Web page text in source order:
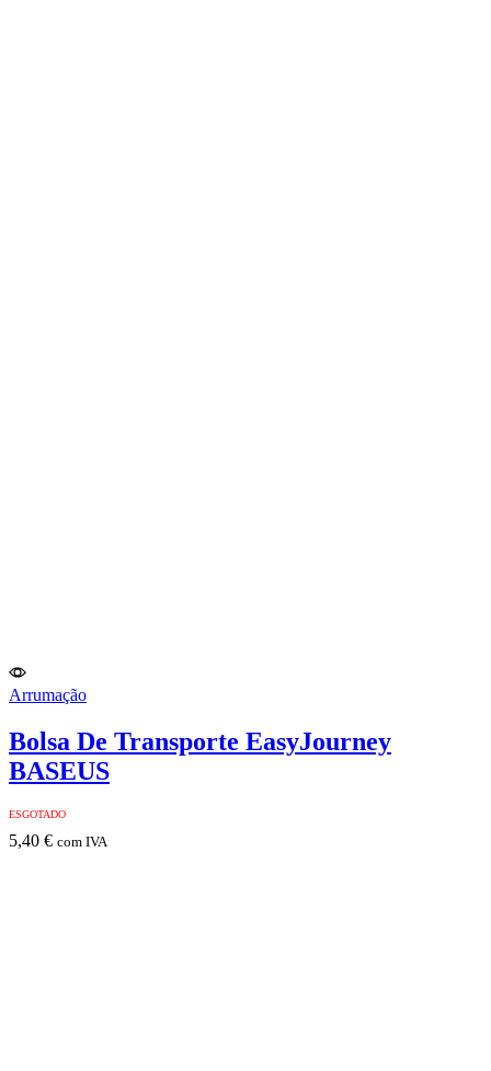
Arrumação
Bolsa De Transporte EasyJourney
BASEUS
ESGOTADO
5,40 € com IVA